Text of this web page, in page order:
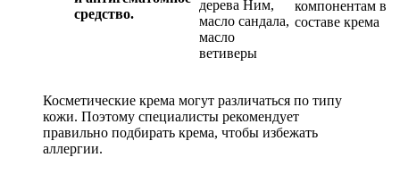
средство.
дерева Ним,
масло сандала,
масло
ветиверы
компонентам в
составе крема
Косметические крема могут различаться по типу
кожи. Поэтому специалисты рекомендует
правильно подбирать крема, чтобы избежать
аллергии.